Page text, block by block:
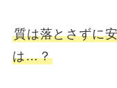
質は落とさずに
は…？